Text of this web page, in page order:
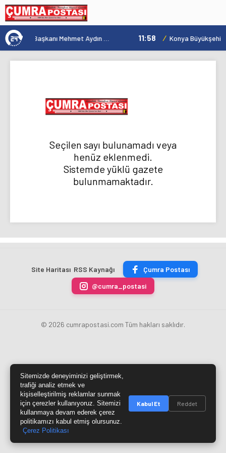
Çumra Belediye Başkanı Mehmet Aydın Mahallelerdeki Çalışmaları İnceledi 11:58
Seçilen sayı bulunamadı veya
henüz eklenmedi.
Sistemde yüklü gazete
bulunmamaktadır.
Site Haritası RSS Kaynağı
Çumra Postası
@cumra_postasi
© 2026 cumrapostasi.com Tüm hakları saklıdır.
Sitemizde deneyiminizi geliştirmek,
trafiği analiz etmek ve
kişiselleştirilmiş reklamlar sunmak
için çerezler kullanıyoruz. Sitemizi
kullanmaya devam ederek çerez
politikamızı kabul etmiş olursunuz.
Çerez Politikası
Kabul Et Reddet